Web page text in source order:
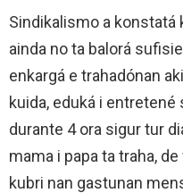
Sindikalismo a konstatá
ainda no ta balorá
enkargá e trahadónan
kuida, eduká i
durante 4 ora sigur tur
mama i papa ta traha,
kubri nan gastunan